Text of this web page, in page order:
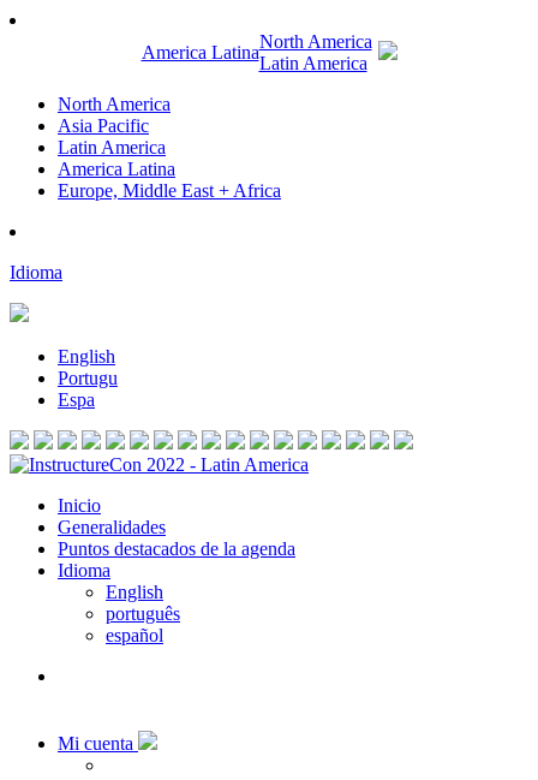
America Latina
North America
Latin America
North America
Asia Pacific
Latin America
America Latina
Europe, Middle East + Africa
Idioma
English
Portugu
Espa
Inicio
Generalidades
Puntos destacados de la agenda
Idioma
English
português
español
Mi cuenta